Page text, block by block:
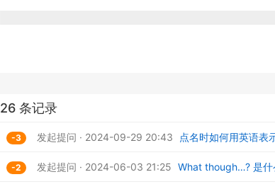
26 条记录
-3 发起提问 · 2024-09-29 20:43 点名时如何用英语表
-2 发起提问 · 2024-06-03 21:25 What though…? 是什